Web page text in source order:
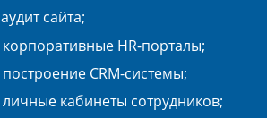
сайта;
HR-порталы;
CRM-системы;
кабинеты сотрудников;